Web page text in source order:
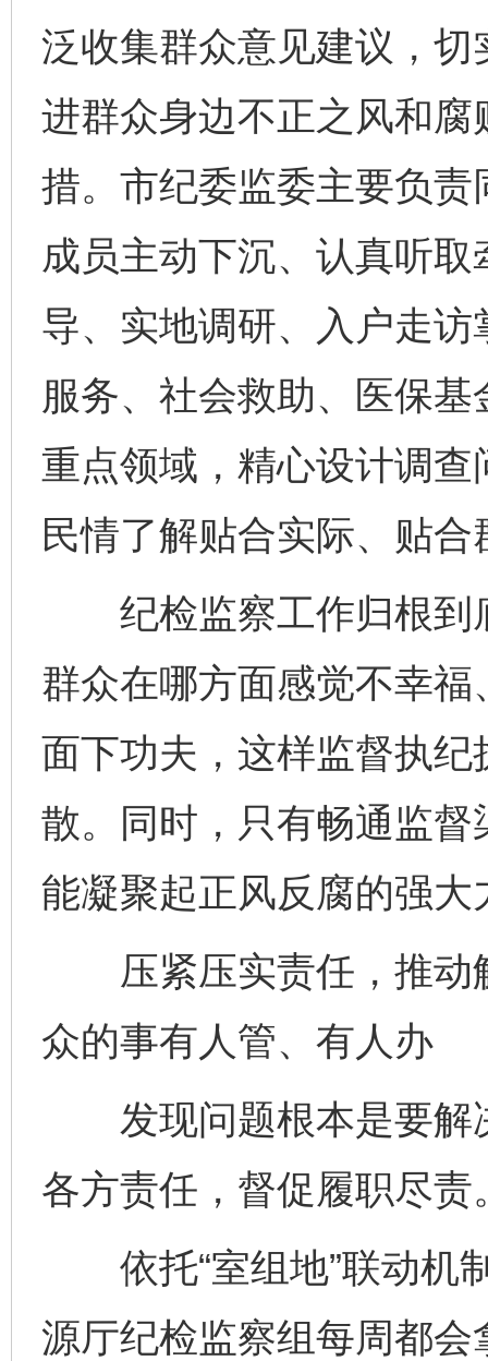
泛收集群众意见建议，
进群众身边不正之风和
措。市纪委监委主要负
成员主动下沉、认真听
导、实地调研、入户走
服务、社会救助、医保
重点领域，精心设计调
民情了解贴合实际、贴合
纪检监察工作归根到
群众在哪方面感觉不幸
面下功夫，这样监督执
散。同时，只有畅通监
能凝聚起正风反腐的强大
压紧压实责任，推动
众的事有人管、有人办
发现问题根本是要解
各方责任，督促履职尽责
依托“室组地”联动机
源厅纪检监察组每周都会